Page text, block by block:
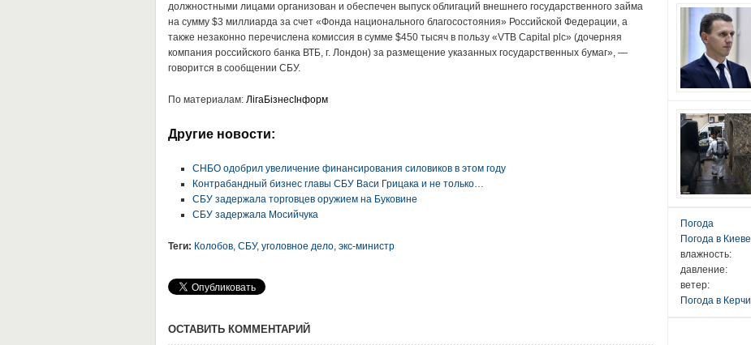
должностными лицами организован и обеспечен выпуск облигаций внешнего государственного займа
на сумму $3 миллиарда за счет «Фонда национального благосостояния» Российской Федерации, а
также незаконно перечислена комиссия в сумме $450 тысяч в пользу «VTB Capital plc» (дочерняя
компания российского банка ВТБ, г. Лондон) за размещение указанных государственных бумаг», —
говорится в сообщении СБУ.
По материалам: ЛігаБізнесІнформ
Другие новости:
СНБО одобрил увеличение финансирования силовиков в этом году
Контрабандный бизнес главы СБУ Васи Грицака и не только…
СБУ задержала торговцев оружием на Буковине
СБУ задержала Мосийчука
Теги: Колобов, СБУ, уголовное дело, экс-министр
ОСТАВИТЬ КОММЕНТАРИЙ
Погода
Погода в Киеве
влажность:
давление:
ветер:
Погода в Керчи